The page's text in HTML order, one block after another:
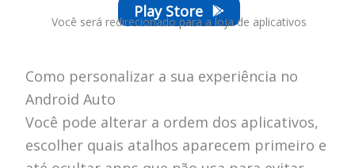
Play Store
Você será redirecionado para a loja de aplicativos
Como personalizar a sua experiência no
Android Auto
Você pode alterar a ordem dos aplicativos,
escolher quais atalhos aparecem primeiro e